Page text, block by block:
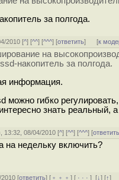
за полгода.
2010 [^] [^^] [^^^] [ответить] [к
на
накопитель за полгода.
информация.
можно гибко
знать реальный,
13:32, 08/04/2010 [^] [^^] [^^^] [
на недельку включить?
[ответить] [ ﹢﹢﹢] [ · · ·][↓] [↑]